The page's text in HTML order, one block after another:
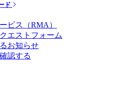
ド
ビス（RMA）
エストフォーム
お知らせ
認する